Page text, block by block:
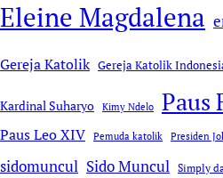
Eleine Magdalena
Gereja Katolik Gereja Katolik
Kardinal Suharyo Kimy Ndelo Paus
Paus Leo XIV Pemuda katolik Presiden
sidomuncul Sido Muncul Simply